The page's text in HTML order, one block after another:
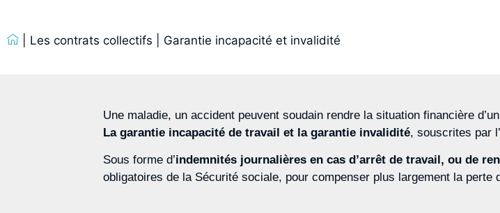
Les contrats collectifs Garantie incapacité et invalidité
Une maladie, un accident peuvent soudain rendre la situation financière
La garantie incapacité de travail et la garantie invalidité, souscrites par
Sous forme d’indemnités journalières en cas d’arrêt de travail, ou de
obligatoires de la Sécurité sociale, pour compenser plus largement la